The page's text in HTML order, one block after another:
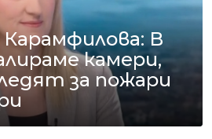
В
камери,
за пожари